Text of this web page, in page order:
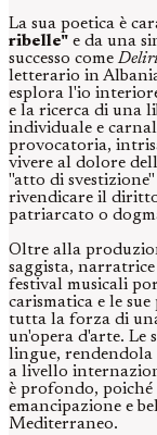
La sua poetica è
ribelle" e da una
successo come
letterario in
esplora l'io
e la ricerca di una
individuale e
provocatoria,
vivere al dolore
"atto di
rivendicare il
patriarcato o
Oltre alla
saggista,
festival musicali
carismatica e le
tutta la forza di
un'opera d'arte. Le
lingue, rendendola
a livello
è profondo, poiché
emancipazione e
Mediterraneo.